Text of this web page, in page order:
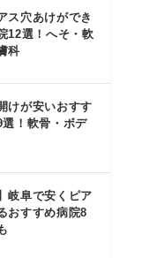
ス穴あけができ
12選！へそ・軟
科
けが安いおすす
！軟骨・ボデ
岐阜で安くピア
おすすめ病院8